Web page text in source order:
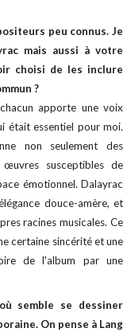
peu connus. Je
mais aussi à votre
choisi de les inclure
?
apporte une voix
était essentiel pour moi.
non seulement des
œuvres susceptibles de
émotionnel. Dalayrac
douce-amère, et
racines musicales. Ce
certaine sincérité et une
de l'album par une
semble se dessiner
On pense à Lang